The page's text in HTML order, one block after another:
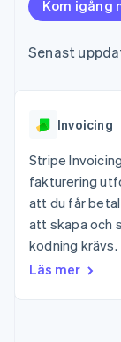
Link
Financial
Mer
Product
Se vad som
Radar
Atlas
Kom igång
Senast
Invoicing
Stripe
fakturering
att du får
att skapa och
kodning krävs.
Läs mer